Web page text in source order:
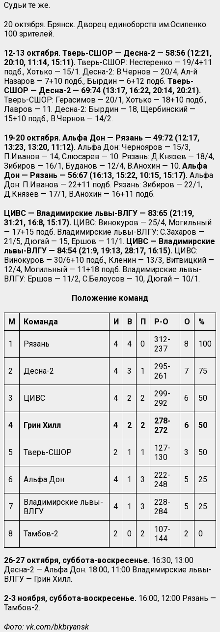
Судьи те же.
20 октября. Брянск. Дворец единоборств им.Осипенко.
100 зрителей.
12-13 октября. Тверь-СШОР — Десна-2 — 58:56 (12:21,
20:10, 11:14, 15:11). Тверь-СШОР: Нестеренко — 19/4+11
подб., Хотько — 15/1. Десна-2: В.Чернов — 20/4, Ал-й
Назаров — 7+10 подб., Бырдин — 6+12 подб. Тверь-
СШОР — Десна-2 — 69:74 (13:17, 16:22, 20:14, 20:21).
Тверь-СШОР: Герасимов — 20/1, Хотько — 18+10 подб.,
Лавров — 11. Десна-2: Бырдин — 18, Щербинский —
15+10 подб., В.Чернов — 14/2.
19-20 октября. Альфа Дон — Рязань — 49:72 (12:17,
13:23, 13:20, 11:12). Альфа Дон: Чернояров — 15/3,
П.Иванов — 14, Слюсарев — 10. Рязань: Д.Князев — 18/4,
Зибиров — 16/1, Буданов — 12/4, В.Анохин — 10. Альфа
Дон — Рязань — 56:67 (16:13, 15:22, 10:15, 15:17). Альфа
Дон: П.Иванов — 22+11 подб. Рязань: Зибиров — 22/1,
Д.Князев — 17/1, В.Анохин — 16+11 подб.
ЦИВС — Владимирские львы-ВЛГУ — 83:65 (21:19,
31:21, 16:8, 15:17). ЦИВС: Винокуров — 25/4, Могильный
— 17+15 подб. Владимирские львы-ВЛГУ: С.Захаров —
21/5, Дюгай — 15, Ершов — 11/1. ЦИВС — Владимирские
львы-ВЛГУ — 84:54 (21:9, 19:13, 28:17, 16:15). ЦИВС:
Винокуров — 30/6+10 подб., Кленин — 13/3, Витвицкий —
12/4, Могильный — 11+18 подб. Владимирские львы-
ВЛГУ: Ершов — 11/2, С.Белоусов — 10, Дюгай — 10/1.
Положение команд
М Команда И В П Р-О О %
1 Рязань 4 4 0
312-
237
8 100
2 Десна-2 4 3 1
295-
261
7 75
3 ЦИВС 4 2 2
299-
292
6 50
4 Грин Хилл 4 2 2
278-
272
6 50
5 Тверь-СШОР 2 1 1
127-
130
3 50
6 Альфа Дон 4 1 3
222-
248
5 25
7
Владимирские львы-
ВЛГУ
4 1 3
228-
284
5 25
8 Тамбов-2 2 0 2
107-
144
2 0
26-27 октября, суббота-воскресенье. 16:30, 13:00
Десна-2 — Альфа Дон. 18:00, 11:00 Владимирские львы-
ВЛГУ — Грин Хилл.
2-3 ноября, суббота-воскресенье. 16:00, 12:00 Рязань —
Тамбов-2.
Фото: vk.com/bkbryansk